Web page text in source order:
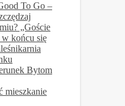
To Go –
„Goście
końcu się
Bytom
mieszkanie